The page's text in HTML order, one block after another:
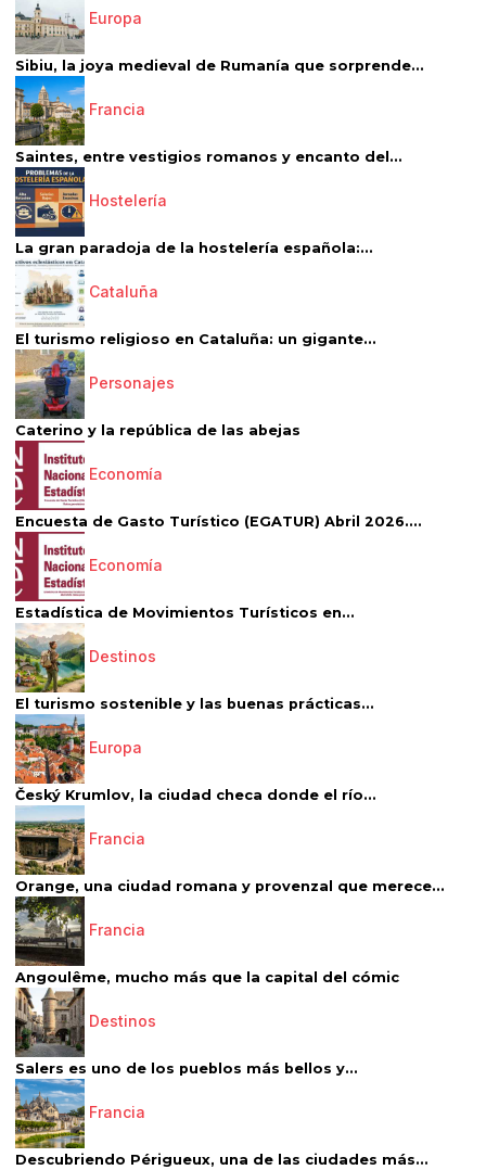
Europa
Sibiu, la joya medieval de Rumanía que sorprende...
Francia
Saintes, entre vestigios romanos y encanto del...
Hostelería
La gran paradoja de la hostelería española:...
Cataluña
El turismo religioso en Cataluña: un gigante...
Personajes
Caterino y la república de las abejas
Economía
Encuesta de Gasto Turístico (EGATUR) Abril 2026....
Economía
Estadística de Movimientos Turísticos en...
Destinos
El turismo sostenible y las buenas prácticas...
Europa
Český Krumlov, la ciudad checa donde el río...
Francia
Orange, una ciudad romana y provenzal que merece...
Francia
Angoulême, mucho más que la capital del cómic
Destinos
Salers es uno de los pueblos más bellos y...
Francia
Descubriendo Périgueux, una de las ciudades más...